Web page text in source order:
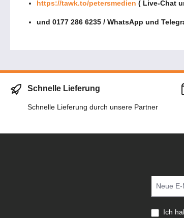
https://tawk.to/petersmedien ( Live-Chat
und 0177 286 6235 / WhatsApp und
Schnelle Lieferung
Schnelle Lieferung durch unsere Partner
Ich